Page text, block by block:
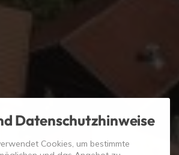
Datenschutzhinweise
Cookies, um bestimmte